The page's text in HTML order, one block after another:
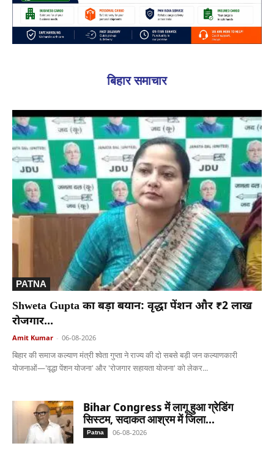
बिहार समाचार
PATNA
Shweta Gupta का बड़ा बयान: वृद्धा पेंशन और ₹2 लाख
रोजगार...
Amit Kumar - 06-08-2026
बिहार की समाज कल्याण मंत्री श्वेता गुप्ता ने राज्य की दो सबसे बड़ी जन कल्याणकारी
योजनाओं—'वृद्धा पेंशन योजना' और 'रोजगार सहायता योजना' को लेकर...
Bihar Congress में लागू हुआ ग्रेडिंग
सिस्टम, सदाकत आश्रम में जिला...
Patna 06-08-2026